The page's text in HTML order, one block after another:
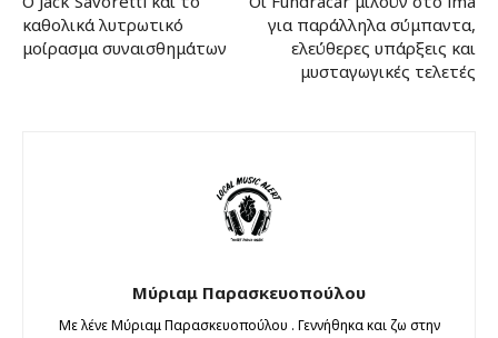
καθολικά λυτρωτικό
μοίρασμα συναισθημάτων
για παράλληλα σύμπαντα,
ελεύθερες υπάρξεις και
μυσταγωγικές τελετές
Μύριαμ Παρασκευοπούλου
Με λένε Μύριαμ Παρασκευοπούλου . Γεννήθηκα και ζω στην